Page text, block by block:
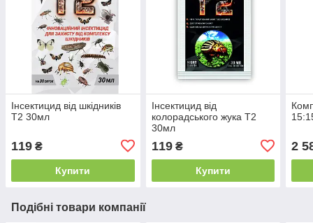
Інсектицид від шкідників
Т2 30мл
119 ₴
Купити
Інсектицид від
колорадського жука Т2
30мл
119₴
Купити
2
Подібні товари компанії